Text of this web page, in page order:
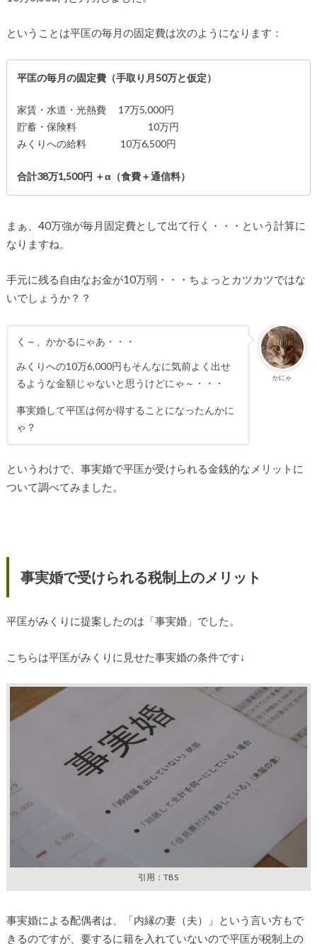
ということは平匡の毎月の固定費は次のようになります：
平匡の毎月の固定費（手取り月50万と仮定）
家賃・水道・光熱費 17万5,000円
貯蓄・保険料 10万円
みくりへの給料 10万6,500円
合計38万1,500円 ＋α（食費＋通信料）
まぁ、40万強が毎月固定費として出て行く・・・という計算に
なりますね。
手元に残る自由なお金が10万弱・・・ちょっとカツカツではな
いでしょうか？？
かにゃ
く～、かかるにゃあ・・・
みくりへの10万6,000円もそんなに気前よく出せ
るような金額じゃないと思うけどにゃ～・・・
事実婚して平匡は何か得することになったんかに
ゃ？
というわけで、事実婚で平匡が受けられる金銭的なメリットに
ついて調べてみました。
事実婚で受けられる税制上のメリット
平匡がみくりに提案したのは「事実婚」でした。
こちらは平匡がみくりに見せた事実婚の条件です↓
引用：TBS
事実婚による配偶者は、「内縁の妻（夫）」という言い方もで
きるのですが、要するに籍を入れていないので平匡が税制上の